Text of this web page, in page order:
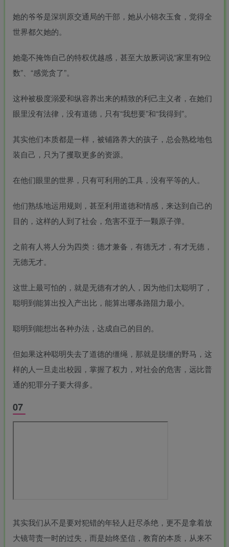
她的爷爷是深圳原交通局的干部，她从小锦衣玉食，觉得全
世界都欠她的。
她毫不掩饰自己的特权优越感，甚至大放厥词说“家里有9位
数”、“感觉贪了”。
这种被极度溺爱和纵容养出来的精致的利己主义者，在她们
眼里没有法律，没有道德，只有“我想要”和“我得到”。
其实他们本质都是一样，被铺路养大的孩子，总会熟稔地包
装自己，只为了攫取更多的资源。
在他们眼里的世界，只有可利用的工具，没有平等的人。
他们熟练地运用规则，甚至利用道德和情感，来达到自己的
目的，这样的人到了社会，危害不亚于一颗原子弹。
之前有人将人分为四类：德才兼备，有德无才，有才无德，
无德无才。
这世上最可怕的，就是无德有才的人，因为他们太聪明了，
聪明到能算出投入产出比，能算出哪条路阻力最小。
聪明到能想出各种办法，达成自己的目的。
但如果这种聪明失去了道德的缰绳，那就是脱缰的野马，这
样的人一旦走出校园，掌握了权力，对社会的危害，远比普
通的犯罪分子要大得多。
07
其实我们从不是要对犯错的年轻人赶尽杀绝，更不是拿着放
大镜苛责一时的过失，而是始终坚信，教育的本质，从来不